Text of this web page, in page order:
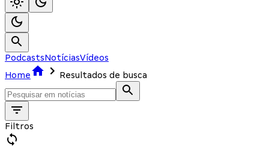
PodcastsNotíciasVídeos
Home
Resultados de busca
Filtros